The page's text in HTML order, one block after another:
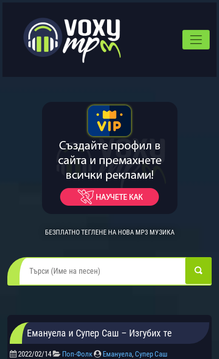
БЕЗПЛАТНО ТЕГЛЕНЕ НА НОВА MP3 МУЗИКА
Емануела и Супер Саш – Изгубих те
2022/02/14 Поп-Фолк Емануела, Супер Саш